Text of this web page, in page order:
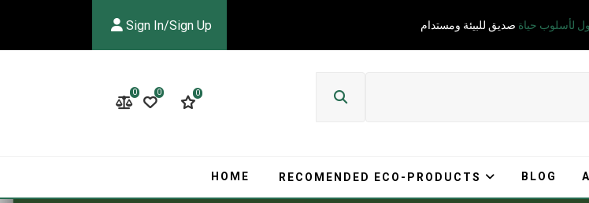
لأسلوب حياة صديق للبيئة ومستدام Sign In/Sign Up
0
0
0
HOME RECOMENDED ECO-PRODUCTS BLOG